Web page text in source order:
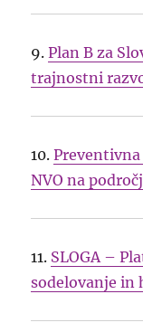
9.Plan B za
trajnostni
10.
NVO na
11. SLOGA –
sodelovanje in